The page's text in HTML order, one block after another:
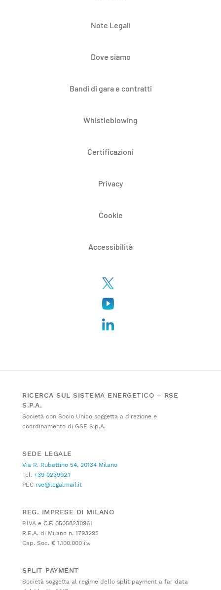
Note Legali
Dove siamo
Bandi di gara e contratti
Whistleblowing
Certificazioni
Privacy
Cookie
Accessibilità
RICERCA SUL SISTEMA ENERGETICO – RSE
S.P.A.
Società con Socio Unico soggetta a direzione e
coordinamento di GSE S.p.A.
SEDE LEGALE
Via R. Rubattino 54, 20134 Milano
Tel. +39 023992.1
PEC rse@legalmail.it
REG. IMPRESE DI MILANO
P.IVA e C.F. 05058230961
R.E.A. di Milano n. 1793295
Cap. Soc. € 1.100.000 i.v.
SPLIT PAYMENT
Società soggetta al regime dello split payment a far data